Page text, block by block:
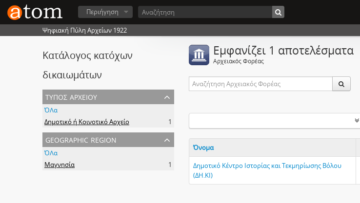
Περιήγηση
Ψηφιακή Πύλη Αρχείων 1922
Κατάλογος κατόχων
δικαιωμάτων
τύπος αρχείου
ΌΛα
Δημοτικό ή Κοινοτικό Αρχείο
1
geographic region
ΌΛα
Μαγνησία
1
Εμφανίζει 1 αποτελέσματα
Αρχειακός Φορέας
Όνομα
Δημοτικό Κέντρο Ιστορίας και Τεκμηρίωσης Βόλου
(ΔΗ.ΚΙ)